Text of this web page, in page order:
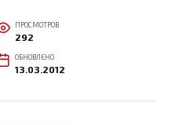
ПРОСМОТРОВ
292
ОБНОВЛЕНО
13.03.2012